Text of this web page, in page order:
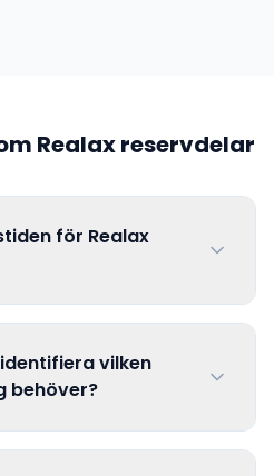
Realaxreservdelar
för Realax
vilken
behöver?